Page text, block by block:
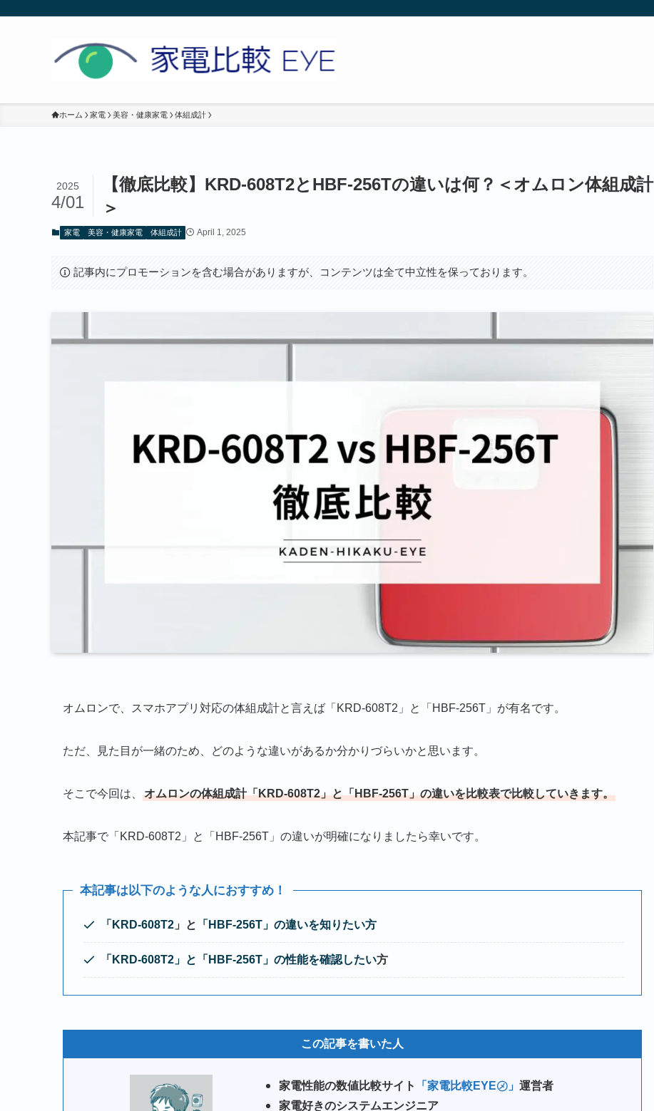
ホーム 家電 美容・健康家電 体組成計
【徹底比較】KRD-608T2とHBF-256Tの違いは何？＜オムロン体組成計
＞
2025
4/01
家電 美容・健康家電 体組成計 April 1, 2025
記事内にプロモーションを含む場合がありますが、コンテンツは全て中立性を保っております。
オムロンで、スマホアプリ対応の体組成計と言えば「KRD-608T2」と「HBF-256T」が有名です。
ただ、見た目が一緒のため、どのような違いがあるか分かりづらいかと思います。
そこで今回は、 オムロンの体組成計「KRD-608T2」と「HBF-256T」の違いを比較表で比較していきます。
本記事で「KRD-608T2」と「HBF-256T」の違いが明確になりましたら幸いです。
本記事は以下のような人におすすめ！
「KRD-608T2 」と 「 HBF-256T 」 の違いを知りたい方
「 KRD-608T2 」と 「 HBF-256T 」 の性能を確認したい方
この記事を書いた人
家電性能の数値比較サイト 「家電比較EYE㋱」 運営者
家電好きのシステムエンジニア